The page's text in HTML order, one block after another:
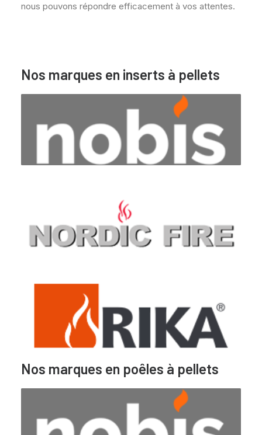
nous pouvons répondre efficacement à vos attentes.
Nos marques en inserts à pellets
Nos marques en poêles à pellets